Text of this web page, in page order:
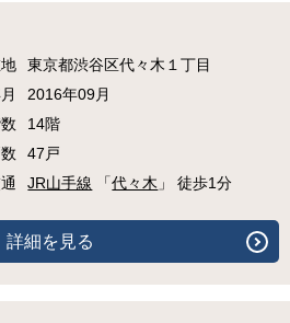
東京都渋谷区代々木１丁目
2016年09月
14階
47戸
JR山手線 「代々木 」 徒歩1分
詳細を見る